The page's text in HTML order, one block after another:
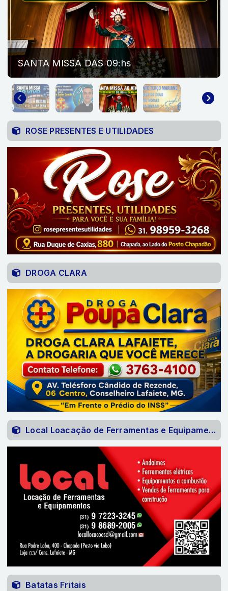
SANTA MISSA DAS 09:hs
ROSE PRESENTES E UTILIDADES
DROGA CLARA
Local Loacação de Ferramentas e Equipamentos
Batatas Fritais